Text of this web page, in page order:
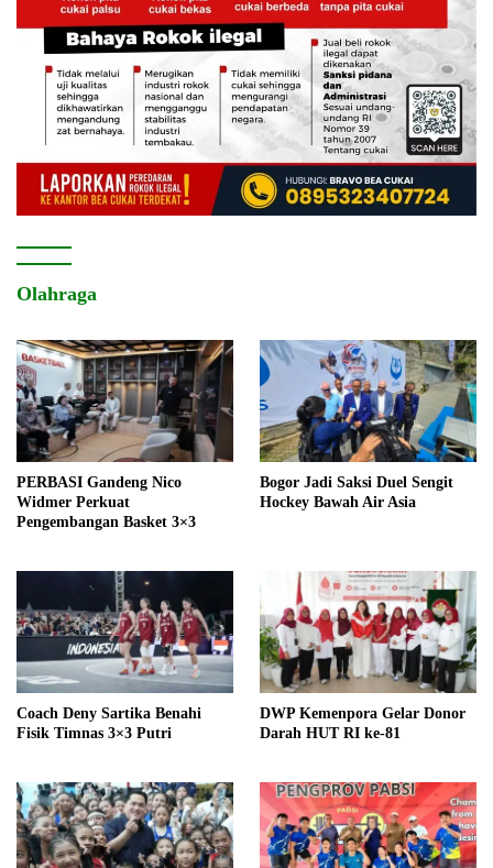
Olahraga
PERBASI Gandeng Nico
Widmer Perkuat
Pengembangan Basket 3×3
Bogor Jadi Saksi Duel Sengit
Hockey Bawah Air Asia
Coach Deny Sartika Benahi
Fisik Timnas 3×3 Putri
DWP Kemenpora Gelar Donor
Darah HUT RI ke-81